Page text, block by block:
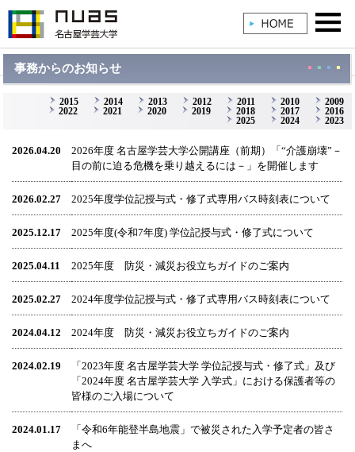
事務からのお知らせ
2009
2010
2011
2012
2013
2014
2015
2016
2017
2018
2019
2020
2021
2022
2023
2024
2025
2026.04.20
2026年度 名古屋学芸大学公開講座（前期）「“介護崩壊”－
目の前に迫る危機を乗り越えるには－」を開催します
2026.02.27 2025年度学位記授与式・修了式専用バス時刻表について
2025.12.17 2025年度(令和7年度) 学位記授与式・修了式について
2025.04.11 2025年度 防災・減災お役立ちガイドのご案内
2025.02.27 2024年度学位記授与式・修了式専用バス時刻表について
2024.04.12 2024年度 防災・減災お役立ちガイドのご案内
2024.02.19
「2023年度 名古屋学芸大学 学位記授与式・修了式」及び
「2024年度 名古屋学芸大学 入学式」における保護者等の
皆様のご入場について
2024.01.17
「令和6年能登半島地震」で被災された入学予定者の皆さ
まへ